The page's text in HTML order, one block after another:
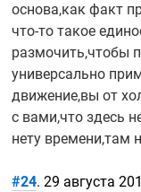
основа,как факт
что-то такое
размочить,чтобы
универсально
движение,вы от
с вами,что здесь
нету времени,там
#24. 29 августа